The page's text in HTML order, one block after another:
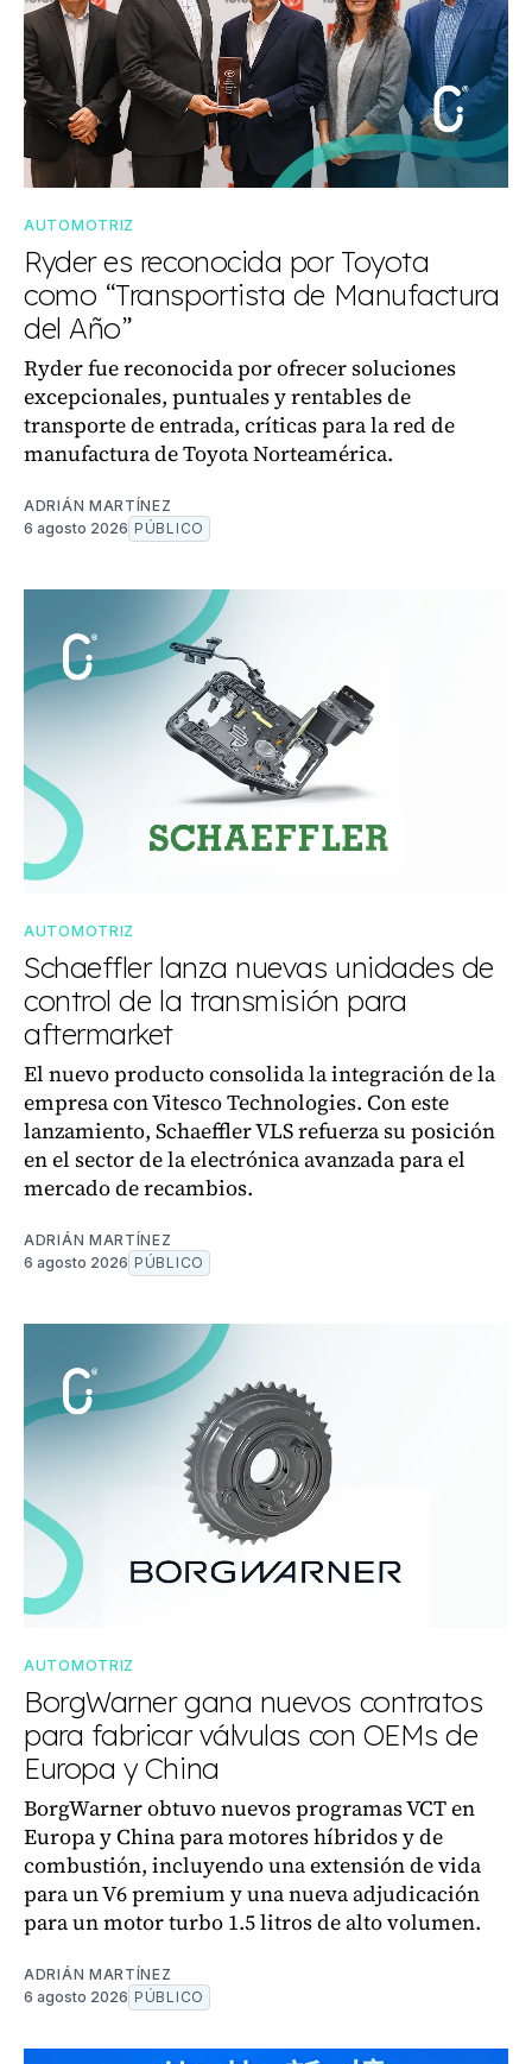
AUTOMOTRIZ
Ryder es reconocida por Toyota
como “Transportista de Manufactura
del Año”
Ryder fue reconocida por ofrecer soluciones
excepcionales, puntuales y rentables de
transporte de entrada, críticas para la red de
manufactura de Toyota Norteamérica.
ADRIÁN MARTÍNEZ
6 agosto 2026 PÚBLICO
AUTOMOTRIZ
Schaeffler lanza nuevas unidades de
control de la transmisión para
aftermarket
El nuevo producto consolida la integración de la
empresa con Vitesco Technologies. Con este
lanzamiento, Schaeffler VLS refuerza su posición
en el sector de la electrónica avanzada para el
mercado de recambios.
ADRIÁN MARTÍNEZ
6 agosto 2026 PÚBLICO
AUTOMOTRIZ
BorgWarner gana nuevos contratos
para fabricar válvulas con OEMs de
Europa y China
BorgWarner obtuvo nuevos programas VCT en
Europa y China para motores híbridos y de
combustión, incluyendo una extensión de vida
para un V6 premium y una nueva adjudicación
para un motor turbo 1.5 litros de alto volumen.
ADRIÁN MARTÍNEZ
6 agosto 2026 PÚBLICO